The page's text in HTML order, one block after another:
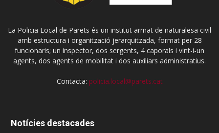
La Policia Local de Parets és un institut armat de naturalesa civil
amb estructura i organització jerarquitzada, format per 28
funcionaris; un inspector, dos sergents, 4 caporals i vint-i-un
agents, dos agents de mobilitat i dos auxiliars administratius.
Contacta: policia.local@parets.cat
Notícies destacades